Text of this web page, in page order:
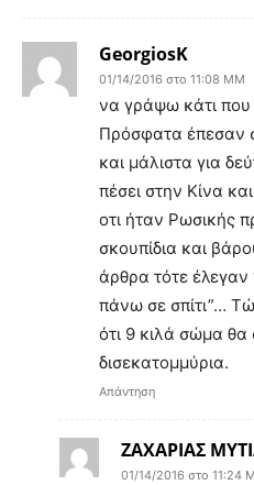
GeorgiosK
01/14/2016 στο 11:08 ΜΜ
να γράψω κάτι
Πρόσφατα έπεσαν
και μάλιστα για
πέσει στην Κίνα
οτι ήταν Ρωσικής
σκουπίδια και
άρθρα τότε
πάνω σε σπίτι”…
ότι 9 κιλά σώμα θα
δισεκατομμύρια.
Απάντηση
ΖΑΧΑΡΙΑΣ
01/14/2016 στο 11:24